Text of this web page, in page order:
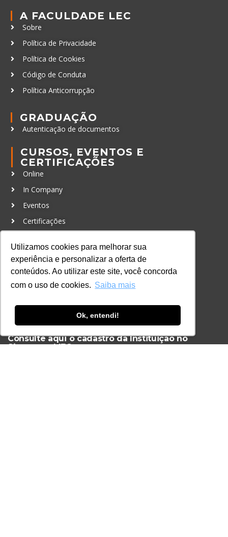
Utilizamos cookies para melhorar sua
experiência e personalizar a oferta de
conteúdos. Ao utilizar este site, você concorda
com o uso de cookies. Saiba mais
Ok, entendi!
A FACULDADE LEC
Sobre
Política de Privacidade
Política de Cookies
Código de Conduta
Política Anticorrupção
GRADUAÇÃO
Autenticação de documentos
CURSOS, EVENTOS E
CERTIFICAÇÕES
Online
In Company
Eventos
Certificações
CONTATO
+55 11 3259-2837
+55 11 98924-8322
contato@lec.com.br
Ferramenta Antifraude
Consulte aqui o cadastro da Instituição no
Sistema e-MEC